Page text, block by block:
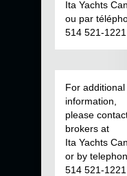
Ita Yachts
ou par
514 521-1221
For additional
information,
please
brokers at
Ita Yachts
or by
514 521-1221